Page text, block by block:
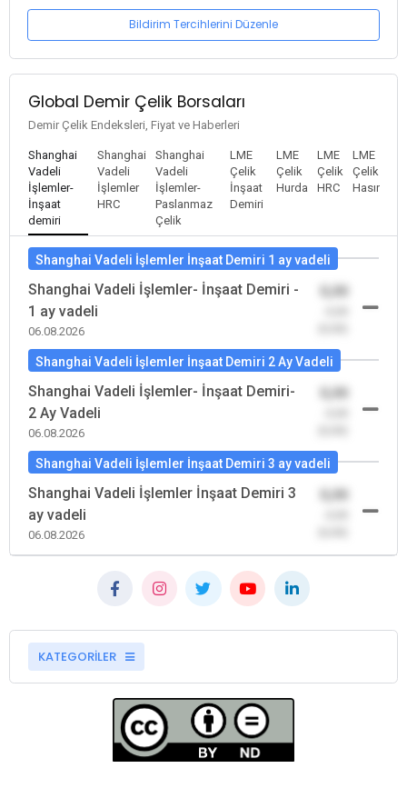
Bildirim Tercihlerini Düzenle
Global Demir Çelik Borsaları
Demir Çelik Endeksleri, Fiyat ve Haberleri
Shanghai
Vadeli
İşlemler-
İnşaat
demiri
Shanghai
Vadeli
İşlemler
HRC
Shanghai
Vadeli
İşlemler-
Paslanmaz
Çelik
LME
Çelik
İnşaat
Demiri
LME
Çelik
Hurda
LME
Çelik
HRC
LME
Çelik
Hasır
Shanghai Vadeli İşlemler İnşaat Demiri 1 ay vadeli
Shanghai Vadeli İşlemler- İnşaat Demiri -
1 ay vadeli
06.08.2026
Shanghai Vadeli İşlemler İnşaat Demiri 2 Ay Vadeli
Shanghai Vadeli İşlemler- İnşaat Demiri-
2 Ay Vadeli
06.08.2026
Shanghai Vadeli İşlemler İnşaat Demiri 3 ay vadeli
Shanghai Vadeli İşlemler İnşaat Demiri 3
ay vadeli
06.08.2026
KATEGORİLER